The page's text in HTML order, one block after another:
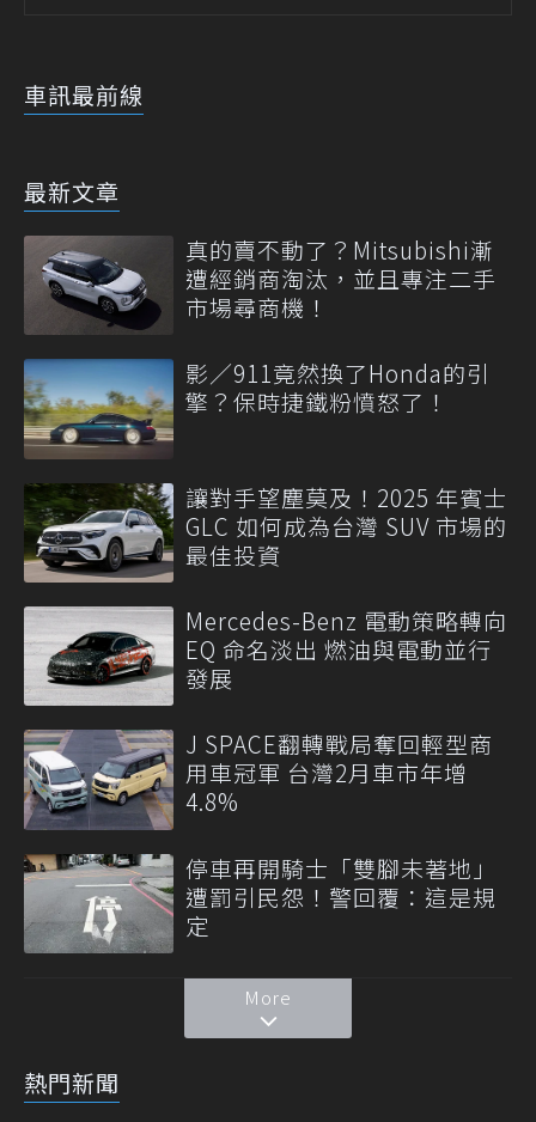
車訊最前線
最新文章
真的賣不動了？Mitsubishi漸
遭經銷商淘汰，並且專注二手
市場尋商機！
影／911竟然換了Honda的引
擎？保時捷鐵粉憤怒了！
讓對手望塵莫及！2025 年賓士
GLC 如何成為台灣 SUV 市場的
最佳投資
Mercedes-Benz 電動策略轉向
EQ 命名淡出 燃油與電動並行
發展
J SPACE翻轉戰局奪回輕型商
用車冠軍 台灣2月車市年增
4.8%
停車再開騎士「雙腳未著地」
遭罰引民怨！警回覆：這是規
定
More
熱門新聞